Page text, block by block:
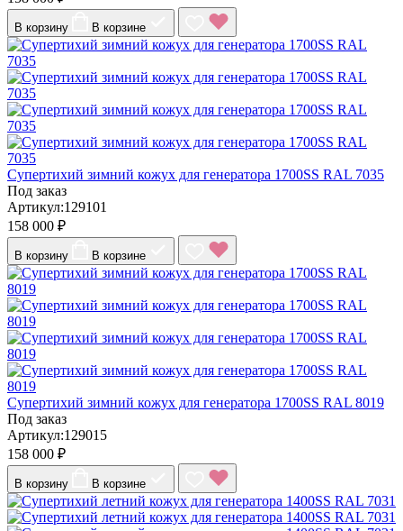
В корзину В корзине
Супертихий зимний кожух для генератора 1700SS RAL 7035
Под заказ
Артикул:129101
158 000 ₽
В корзину В корзине
Супертихий зимний кожух для генератора 1700SS RAL 8019
Под заказ
Артикул:129015
158 000 ₽
В корзину В корзине